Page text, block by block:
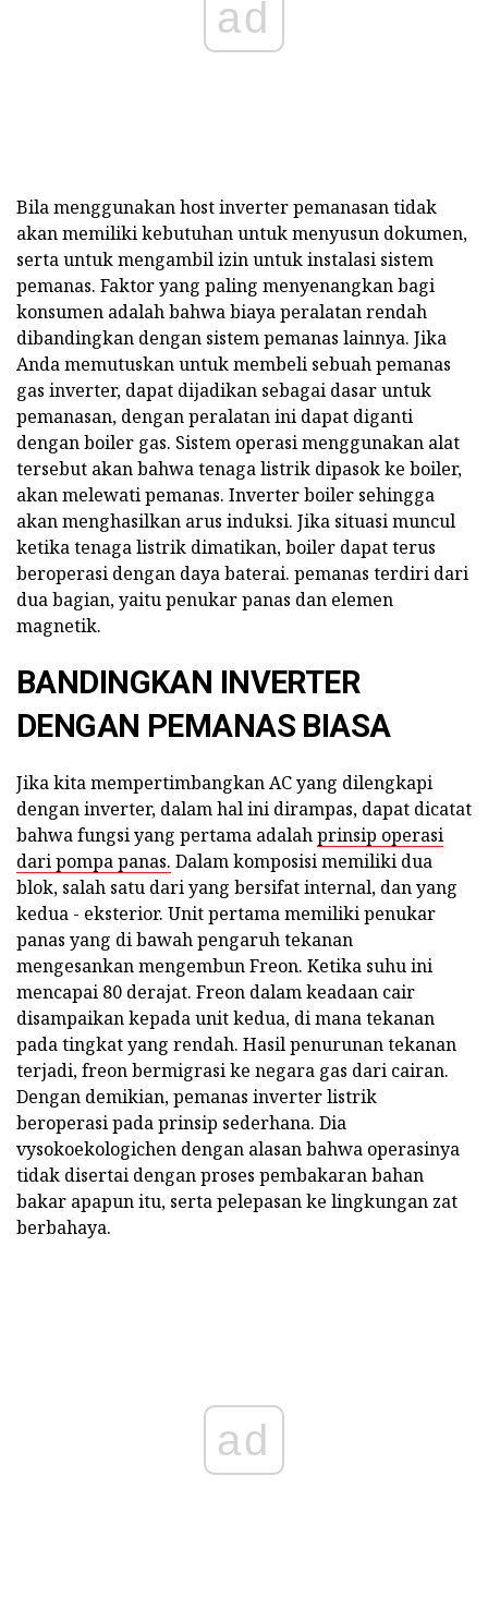
ad
Bila menggunakan host inverter pemanasan tidak
akan memiliki kebutuhan untuk menyusun dokumen,
serta untuk mengambil izin untuk instalasi sistem
pemanas. Faktor yang paling menyenangkan bagi
konsumen adalah bahwa biaya peralatan rendah
dibandingkan dengan sistem pemanas lainnya. Jika
Anda memutuskan untuk membeli sebuah pemanas
gas inverter, dapat dijadikan sebagai dasar untuk
pemanasan, dengan peralatan ini dapat diganti
dengan boiler gas. Sistem operasi menggunakan alat
tersebut akan bahwa tenaga listrik dipasok ke boiler,
akan melewati pemanas. Inverter boiler sehingga
akan menghasilkan arus induksi. Jika situasi muncul
ketika tenaga listrik dimatikan, boiler dapat terus
beroperasi dengan daya baterai. pemanas terdiri dari
dua bagian, yaitu penukar panas dan elemen
magnetik.
BANDINGKAN INVERTER
DENGAN PEMANAS BIASA
Jika kita mempertimbangkan AC yang dilengkapi
dengan inverter, dalam hal ini dirampas, dapat dicatat
bahwa fungsi yang pertama adalahprinsip operasi
dari pompa panas. Dalam komposisi memiliki dua
blok, salah satu dari yang bersifat internal, dan yang
kedua - eksterior. Unit pertama memiliki penukar
panas yang di bawah pengaruh tekanan
mengesankan mengembun Freon. Ketika suhu ini
mencapai 80 derajat. Freon dalam keadaan cair
disampaikan kepada unit kedua, di mana tekanan
pada tingkat yang rendah. Hasil penurunan tekanan
terjadi, freon bermigrasi ke negara gas dari cairan.
Dengan demikian, pemanas inverter listrik
beroperasi pada prinsip sederhana. Dia
vysokoekologichen dengan alasan bahwa operasinya
tidak disertai dengan proses pembakaran bahan
bakar apapun itu, serta pelepasan ke lingkungan zat
berbahaya.
ad